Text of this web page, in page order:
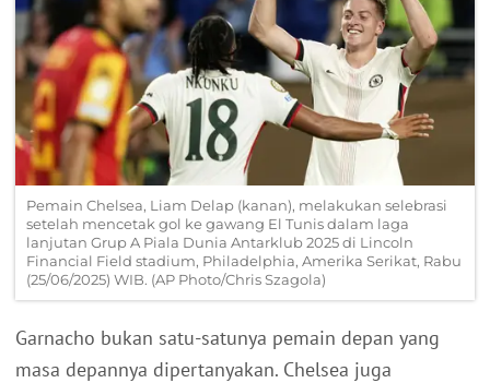
Pemain Chelsea, Liam Delap (kanan), melakukan selebrasi
setelah mencetak gol ke gawang El Tunis dalam laga
lanjutan Grup A Piala Dunia Antarklub 2025 di Lincoln
Financial Field stadium, Philadelphia, Amerika Serikat, Rabu
(25/06/2025) WIB. (AP Photo/Chris Szagola)
Garnacho bukan satu-satunya pemain depan yang
masa depannya dipertanyakan. Chelsea juga